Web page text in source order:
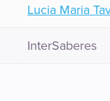
Lucia Maria
InterSaberes